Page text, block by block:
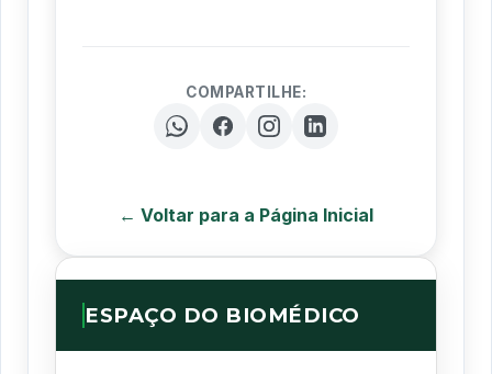
COMPARTILHE:
← Voltar para a Página Inicial
ESPAÇO DO BIOMÉDICO